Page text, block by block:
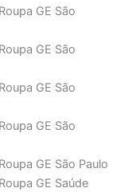
GE São
GE São
GE São
GE São
GE São Paulo
GE Saúde